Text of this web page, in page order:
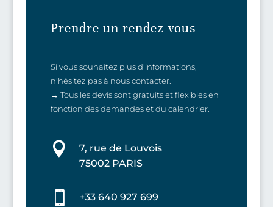
Prendre un rendez-vous
Si vous souhaitez plus d’informations,
n’hésitez pas à nous contacter.
→ Tous les devis sont gratuits et flexibles en
fonction des demandes et du calendrier.

7, rue de Louvois
75002 PARIS
 +33 640 927 699